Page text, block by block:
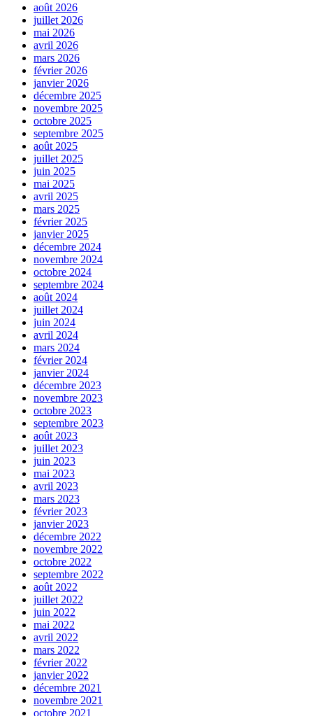
août 2026
juillet 2026
mai 2026
avril 2026
mars 2026
février 2026
janvier 2026
décembre 2025
novembre 2025
octobre 2025
septembre 2025
août 2025
juillet 2025
juin 2025
mai 2025
avril 2025
mars 2025
février 2025
janvier 2025
décembre 2024
novembre 2024
octobre 2024
septembre 2024
août 2024
juillet 2024
juin 2024
avril 2024
mars 2024
février 2024
janvier 2024
décembre 2023
novembre 2023
octobre 2023
septembre 2023
août 2023
juillet 2023
juin 2023
mai 2023
avril 2023
mars 2023
février 2023
janvier 2023
décembre 2022
novembre 2022
octobre 2022
septembre 2022
août 2022
juillet 2022
juin 2022
mai 2022
avril 2022
mars 2022
février 2022
janvier 2022
décembre 2021
novembre 2021
octobre 2021